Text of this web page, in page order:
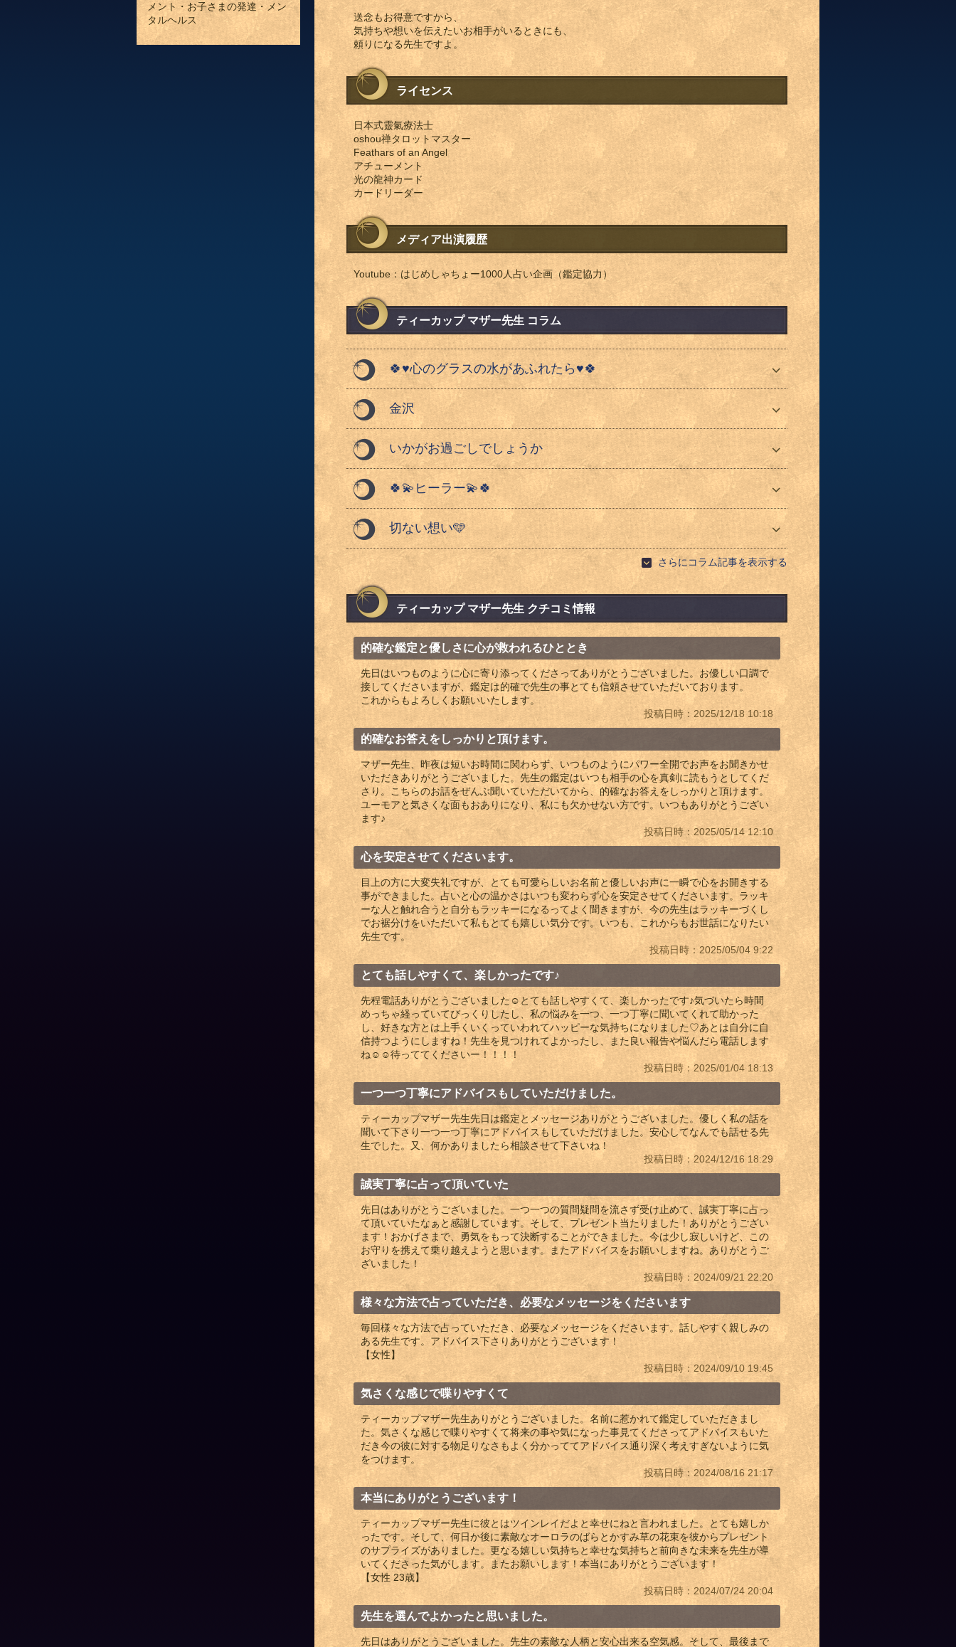
メント・お子さまの発達・メン
タルヘルス
送念もお得意ですから、
気持ちや想いを伝えたいお相手がいるときにも、
頼りになる先生ですよ。
ライセンス
日本式靈氣療法士
oshou禅タロットマスター
Feathars of an Angel
アチューメント
光の龍神カード
カードリーダー
メディア出演履歴
Youtube：はじめしゃちょー1000人占い企画（鑑定協力）
ティーカップ マザー先生 コラム
🍀♥️心のグラスの水があふれたら♥️🍀
金沢
いかがお過ごしでしょうか
🍀💫ヒーラー💫🍀
切ない想い🩵
さらにコラム記事を表示する
ティーカップ マザー先生 クチコミ情報
的確な鑑定と優しさに心が救われるひととき
先日はいつものように心に寄り添ってくださってありがとうございました。お優しい口調で
接してくださいますが、鑑定は的確で先生の事とても信頼させていただいております。
これからもよろしくお願いいたします。
投稿日時：2025/12/18 10:18
的確なお答えをしっかりと頂けます。
マザー先生、昨夜は短いお時間に関わらず、いつものようにパワー全開でお声をお聞きかせ
いただきありがとうございました。先生の鑑定はいつも相手の心を真剣に読もうとしてくだ
さり。こちらのお話をぜんぶ聞いていただいてから、的確なお答えをしっかりと頂けます。
ユーモアと気さくな面もおありになり、私にも欠かせない方です。いつもありがとうござい
ます♪
投稿日時：2025/05/14 12:10
心を安定させてくださいます。
目上の方に大変失礼ですが、とても可愛らしいお名前と優しいお声に一瞬で心をお開きする
事ができました。占いと心の温かさはいつも変わらず心を安定させてくださいます。ラッキ
ーな人と触れ合うと自分もラッキーになるってよく聞きますが、今の先生はラッキーづくし
でお裾分けをいただいて私もとても嬉しい気分です。いつも、これからもお世話になりたい
先生です。
投稿日時：2025/05/04 9:22
とても話しやすくて、楽しかったです♪
先程電話ありがとうございました☺️とても話しやすくて、楽しかったです♪気づいたら時間
めっちゃ経っていてびっくりしたし、私の悩みを一つ、一つ丁寧に聞いてくれて助かった
し、好きな方とは上手くいくっていわれてハッピーな気持ちになりました♡あとは自分に自
信持つようにしますね！先生を見つけれてよかったし、また良い報告や悩んだら電話します
ね☺️☺️待っててくださいー！！！！
投稿日時：2025/01/04 18:13
一つ一つ丁寧にアドバイスもしていただけました。
ティーカップマザー先生先日は鑑定とメッセージありがとうございました。優しく私の話を
聞いて下さり一つ一つ丁寧にアドバイスもしていただけました。安心してなんでも話せる先
生でした。又、何かありましたら相談させて下さいね！
投稿日時：2024/12/16 18:29
誠実丁寧に占って頂いていた
先日はありがとうございました。一つ一つの質問疑問を流さず受け止めて、誠実丁寧に占っ
て頂いていたなぁと感謝しています。そして、プレゼント当たりました！ありがとうござい
ます！おかげさまで、勇気をもって決断することができました。今は少し寂しいけど、この
お守りを携えて乗り越えようと思います。またアドバイスをお願いしますね。ありがとうご
ざいました！
投稿日時：2024/09/21 22:20
様々な方法で占っていただき、必要なメッセージをくださいます
毎回様々な方法で占っていただき、必要なメッセージをくださいます。話しやすく親しみの
ある先生です。アドバイス下さりありがとうございます！
【女性】
投稿日時：2024/09/10 19:45
気さくな感じで喋りやすくて
ティーカップマザー先生ありがとうございました。名前に惹かれて鑑定していただきまし
た。気さくな感じで喋りやすくて将来の事や気になった事見てくださってアドバイスもいた
だき今の彼に対する物足りなさもよく分かっててアドバイス通り深く考えすぎないように気
をつけます。
投稿日時：2024/08/16 21:17
本当にありがとうございます！
ティーカップマザー先生に彼とはツインレイだよと幸せにねと言われました。とても嬉しか
ったです。そして、何日か後に素敵なオーロラのばらとかすみ草の花束を彼からプレゼント
のサプライズがありました。更なる嬉しい気持ちと幸せな気持ちと前向きな未来を先生が導
いてくださった気がします。またお願いします！本当にありがとうございます！
【女性 23歳】
投稿日時：2024/07/24 20:04
先生を選んでよかったと思いました。
先日はありがとうございました。先生の素敵な人柄と安心出来る空気感。そして、最後まで